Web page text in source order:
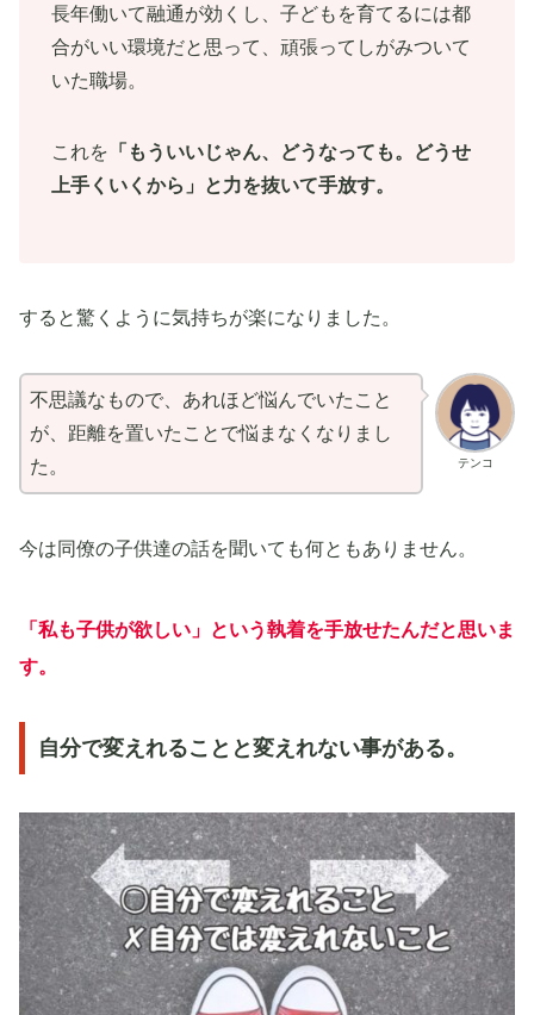
長年働いて融通が効くし、子どもを育てるには都
合がいい環境だと思って、頑張ってしがみついて
いた職場。
これを 「もういいじゃん、どうなっても。どうせ
上手くいくから」と力を抜いて手放す。
すると驚くように気持ちが楽になりました。
テンコ
不思議なもので、あれほど悩んでいたこと
が、距離を置いたことで悩まなくなりまし
た。
今は同僚の子供達の話を聞いても何ともありません。
「私も子供が欲しい」という執着を手放せたんだと思いま
す。
自分で変えれることと変えれない事がある。